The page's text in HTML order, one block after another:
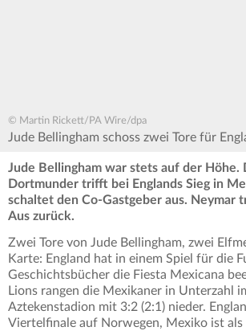
© Martin Rickett/PA Wire/dpa
Jude Bellingham schoss zwei Tore für
Jude Bellingham war stets auf der Höhe.
Dortmunder trifft bei Englands Sieg in
schaltet den Co-Gastgeber aus. Neymar
Aus zurück.
Zwei Tore von Jude Bellingham, zwei
Karte: England hat in einem Spiel für die
Geschichtsbücher die Fiesta Mexicana
Lions rangen die Mexikaner in Unterzahl
Aztekenstadion mit 3:2 (2:1) nieder.
Viertelfinale auf Norwegen, Mexiko ist als